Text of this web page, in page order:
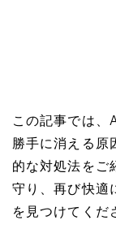
この記事では、
勝手に消える原
的な対処法をご
守り、再び快適
を見つけてくだ